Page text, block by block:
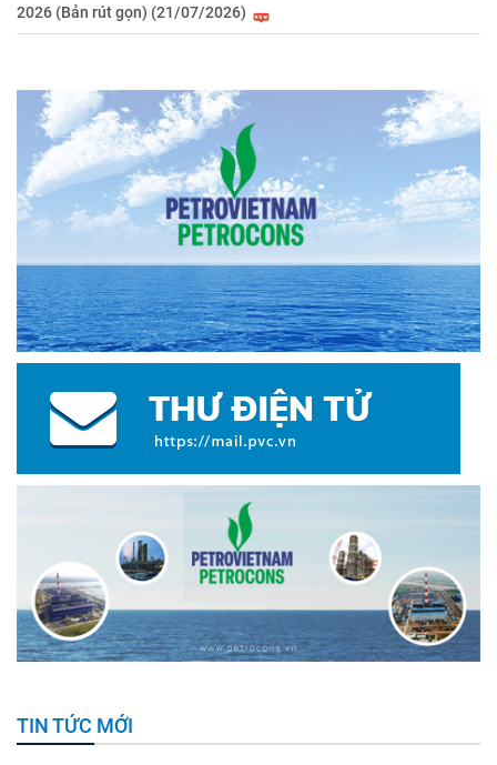
2026 (Bản rút gọn) (21/07/2026)
TIN TỨC MỚI